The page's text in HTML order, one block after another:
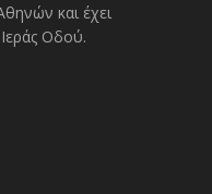
και έχει
Οδού.